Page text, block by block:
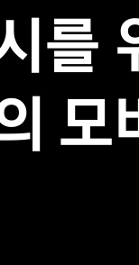
를
모